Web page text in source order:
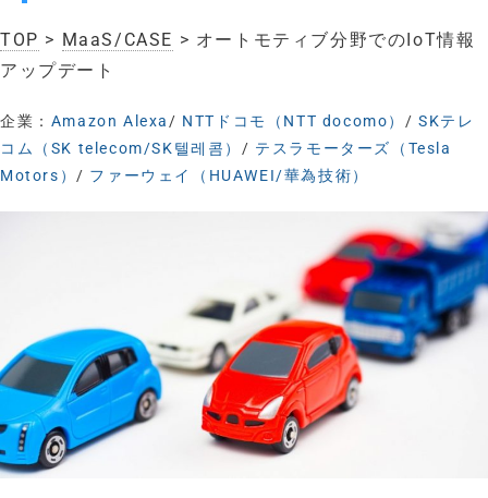
TOP > MaaS/CASE > オートモティブ分野でのIoT情報
アップデート
企業： Amazon Alexa/ NTTドコモ（NTT docomo）/SKテレ
コム（SK telecom/SK텔레콤） / テスラモーターズ（Tesla
Motors）/ ファーウェイ（HUAWEI/華為技術）